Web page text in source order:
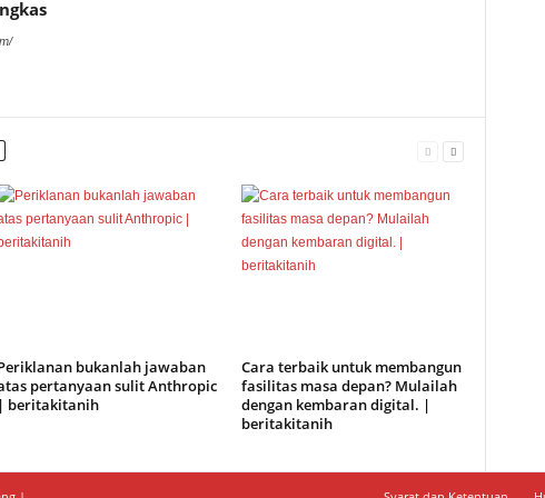
bukanlah jawaban
pertanyaan sulit Anthropic
| beritakitanih
Cara terbaik untuk membangun
fasilitas masa depan? Mulailah
dengan kembaran digital. |
beritakitanih